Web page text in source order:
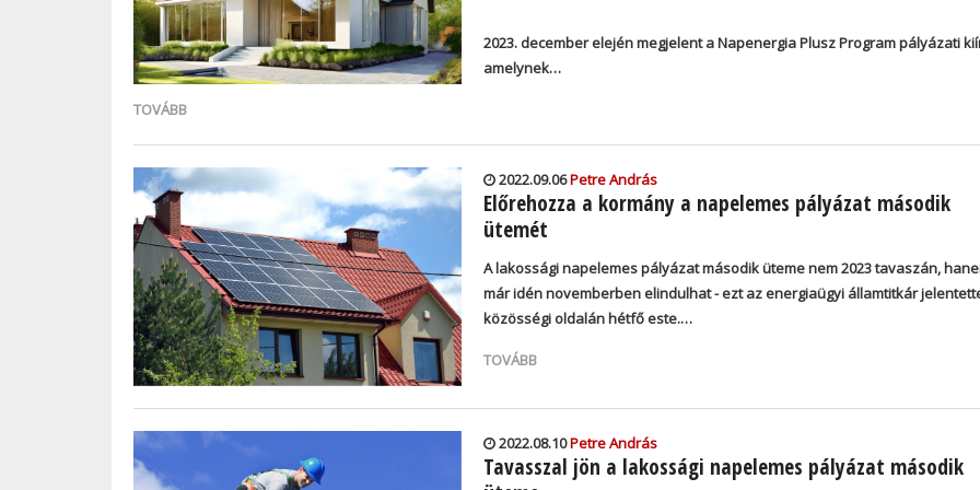
2023. december elején megjelent a Napenergia Plusz Program pályázati
amelynek…
TOVÁBB
2022.09.06Petre András
Előrehozza a kormány a napelemes pályázat második
ütemét
A lakossági napelemes pályázat második üteme nem 2023 tavaszán,
már idén novemberben elindulhat - ezt az energiaügyi államtitkár
közösségi oldalán hétfő este.…
TOVÁBB
2022.08.10Petre András
Tavasszal jön a lakossági napelemes pályázat második